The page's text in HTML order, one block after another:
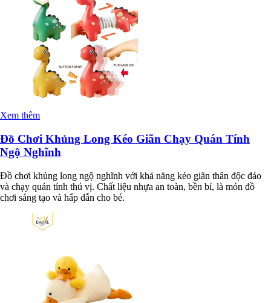
Xem thêm
Đồ Chơi Khủng Long Kéo Giãn Chạy Quán Tính
Ngộ Nghĩnh
Đồ chơi khủng long ngộ nghĩnh với khả năng kéo giãn thân độc đáo
và chạy quán tính thú vị. Chất liệu nhựa an toàn, bền bỉ, là món đồ
chơi sáng tạo và hấp dẫn cho bé.